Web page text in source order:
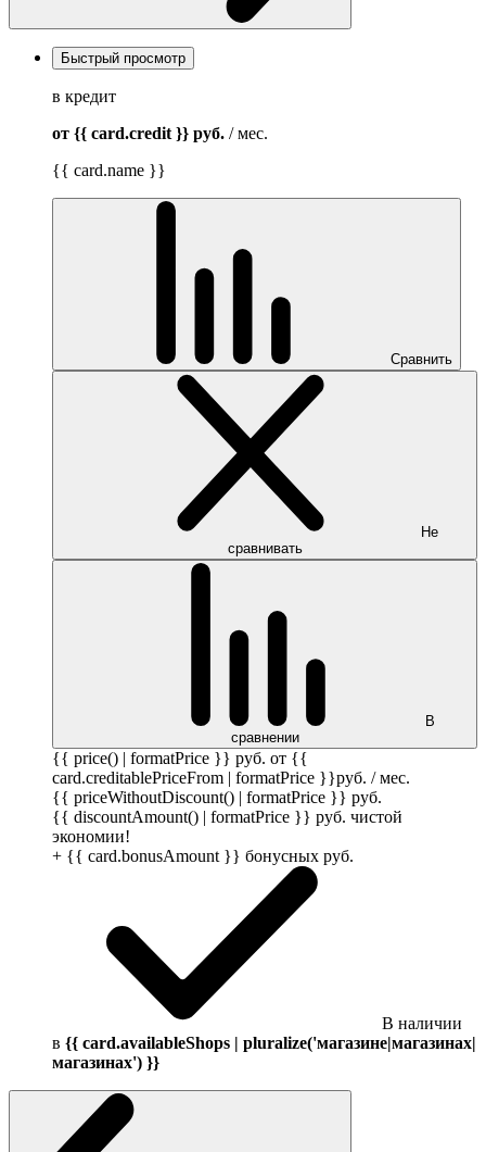
Быстрый просмотр
в кредит
от {{ card.credit }} руб. / мес.
{{ card.name }}
Сравнить
Не
сравнивать
В
сравнении
{{ price() | formatPrice }} руб. от {{
card.creditablePriceFrom | formatPrice }}руб. / мес.
{{ priceWithoutDiscount() | formatPrice }} руб.
{{ discountAmount() | formatPrice }} руб. чистой
экономии!
+ {{ card.bonusAmount }} бонусных руб.
В наличии
в {{ card.availableShops | pluralize('магазине|магазинах|
магазинах') }}